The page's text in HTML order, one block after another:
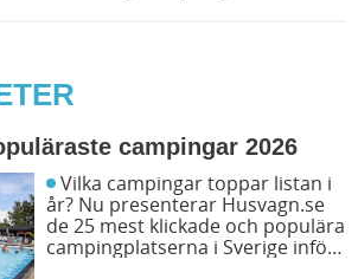
campingar 2026
Vilka campingar toppar listan i
år? Nu presenterar Husvagn.se
de 25 mest klickade och populära
campingplatserna i Sverige inför